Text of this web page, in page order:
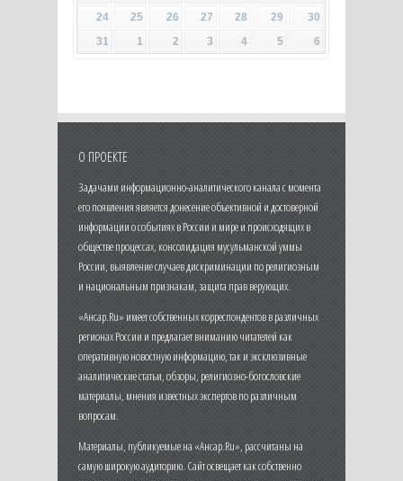
24
25 26 27 28 29
30
31
1 2 3 4 5 6
О ПРОЕКТЕ
Задачами информационно-аналитического канала с момента
его появления является донесение объективной и достоверной
информации о событиях в России и мире и происходящих в
обществе процессах, консолидация мусульманской уммы
России, выявление случаев дискриминации по религиозным
и национальным признакам, защита прав верующих.
«Ансар.Ru» имеет собственных корреспондентов в различных
регионах России и предлагает вниманию читателей как
оперативную новостную информацию, так и эксклюзивные
аналитические статьи, обзоры, религиозно-богословские
материалы, мнения известных экспертов по различным
вопросам.
Материалы, публикуемые на «Ансар.Ru», рассчитаны на
самую широкую аудиторию. Сайт освещает как собственно